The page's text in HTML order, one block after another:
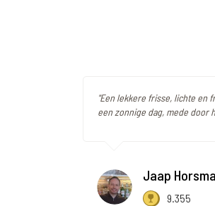
"Een lekkere frisse, lichte en
een zonnige dag, mede door
Jaap
9.355